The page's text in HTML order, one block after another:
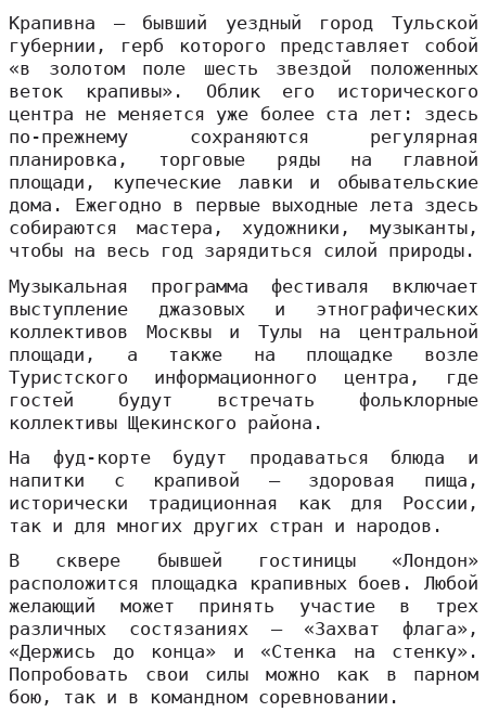
Крапивна – бывший уездный город Тульской
губернии, герб которого представляет собой
«в золотом поле шесть звездой положенных
веток крапивы». Облик его исторического
центра не меняется уже более ста лет: здесь
по-прежнему сохраняются регулярная
планировка, торговые ряды на главной
площади, купеческие лавки и обывательские
дома. Ежегодно в первые выходные лета здесь
собираются мастера, художники, музыканты,
чтобы на весь год зарядиться силой природы.
Музыкальная программа фестиваля включает
выступление джазовых и этнографических
коллективов Москвы и Тулы на центральной
площади, а также на площадке возле
Туристского информационного центра, где
гостей будут встречать фольклорные
коллективы Щекинского района.
На фуд-корте будут продаваться блюда и
напитки с крапивой – здоровая пища,
исторически традиционная как для России,
так и для многих других стран и народов.
В сквере бывшей гостиницы «Лондон»
расположится площадка крапивных боев. Любой
желающий может принять участие в трех
различных состязаниях – «Захват флага»,
«Держись до конца» и «Стенка на стенку».
Попробовать свои силы можно как в парном
бою, так и в командном соревновании.